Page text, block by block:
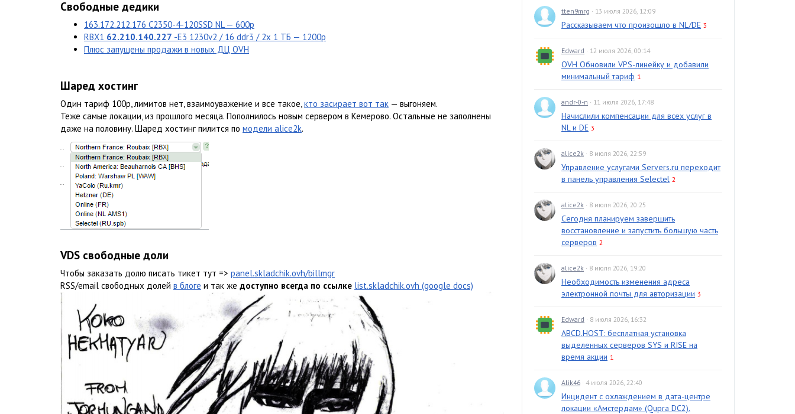
Свободные дедики
163.172.212.176 C2350-4-120SSD NL — 600р
RBX1 62.210.140.227 -E3 1230v2 / 16 ddr3 / 2x 1 ТБ — 1200р
Плюс запущены продажи в новых ДЦ OVH
Шаред хостинг
Один тариф 100р, лимитов нет, взаимоуважение и все такое,кто засирает вот так — выгоняем.
Теже самые локации, из прошлого месяца. Пополнилось новым сервером в Кемерово. Остальные не заполнены
даже на половину. Шаред хостинг пилится по модели alice2k.
VDS свободные доли
Чтобы заказать долю писать тикет тут => panel.skladchik.ovh/billmgr
RSS/email свободных долей в блоге и так же доступно всегда по ссылке list.skladchik.ovh (google docs)
tten9mrg · 13 июля 2026, 12:09
Рассказываем что произошло в NL/DE 3
Edward · 12 июля 2026, 00:14
OVH Обновили VPS-линейку и добавили
минимальный тариф 1
andr-0-n · 11 июля 2026, 17:48
Начислили компенсации для всех услуг в
NL и DE 3
alice2k · 8 июля 2026, 22:59
Управление услугами Servers.ru переходит
в панель управления Selectel 2
alice2k · 8 июля 2026, 20:25
Сегодня планируем завершить
восстановление и запустить большую часть
серверов 2
alice2k · 8 июля 2026, 19:20
Необходимость изменения адреса
электронной почты для авторизации 3
Edward · 8 июля 2026, 16:32
ABCD.HOST: бесплатная установка
выделенных серверов SYS и RISE на
время акции 1
Alik46 · 4 июля 2026, 22:40
Инцидент с охлаждением в дата-центре
локации «Амстердам» (Qupra DC2).